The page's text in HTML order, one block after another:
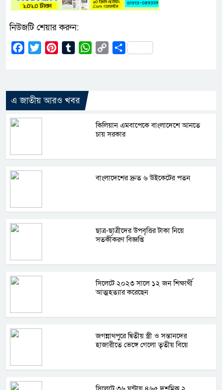
নিউজটি শেয়ার করুন:
Facebook
Twitter PinterestTumblrWhatsApp
CopyShare
এ জাতীয় আরও খবর
কিলিয়ান এমবাপেকে বাংলাদেশে আনতে
চায় সরকার
বাংলাদেশের দ্রুত ৬ উইকেটের পতন
ছাত্র-ছাত্রীদের উপবৃত্তির টাকা নিয়ে
সতর্কীকরণ বিজ্ঞপ্তি
সিলেটে ২০২৩ সালে ১২ জন শিক্ষার্থী
আত্মহত্যার করেছেন
জগন্নাথপুরে দ্বিতীয় স্ত্রী ও সন্তানদের
হাজারীতে ভেঙ্গে গেলো তৃতীয় বিয়ে